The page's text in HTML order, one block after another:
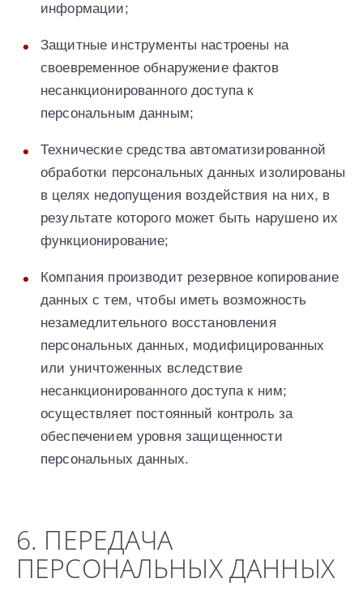
информации;
Защитные инструменты настроены на
своевременное обнаружение фактов
несанкционированного доступа к
персональным данным;
Технические средства автоматизированной
обработки персональных данных изолированы
в целях недопущения воздействия на них, в
результате которого может быть нарушено их
функционирование;
Компания производит резервное копирование
данных с тем, чтобы иметь возможность
незамедлительного восстановления
персональных данных, модифицированных
или уничтоженных вследствие
несанкционированного доступа к ним;
осуществляет постоянный контроль за
обеспечением уровня защищенности
персональных данных.
6. ПЕРЕДАЧА
ПЕРСОНАЛЬНЫХ ДАННЫХ